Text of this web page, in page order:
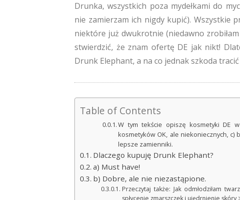
Drunka, wszystkich poza mydełkami do
nie zamierzam ich nigdy kupić). Wszystkie
niektóre już dwukrotnie (niedawno
stwierdzić, że znam ofertę DE jak nikt!
Drunk Elephant, a na co jednak szkoda
Table of Contents
W tym tekście opiszę kosmetyki DE
kosmetyków OK, ale niekoniecznych,
lepsze zamienniki.
Dlaczego kupuję Drunk Elephant?
a) Must have!
b) Dobre, ale nie niezastąpione.
Przeczytaj także: Jak odmłodziłam
spłycenie zmarszczek i ujędrnienie skóry